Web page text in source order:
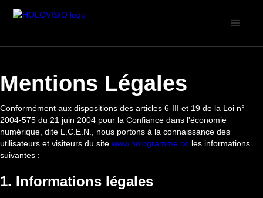
Mentions Légales
Conformément aux dispositions des articles 6-III et 19 de la Loi n°
2004-575 du 21 juin 2004 pour la Confiance dans l'économie
numérique, dite L.C.E.N., nous portons à la connaissance des
utilisateurs et visiteurs du site www.hologramme.co les informations
suivantes :
1. Informations légales